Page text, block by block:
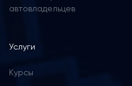
автовладельцев
Услуги
Курсы